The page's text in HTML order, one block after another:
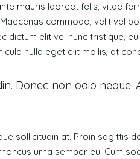
mauris laoreet felis, vitae
commodo, velit vel
dictum elit vel nunc tristique,
nulla eget elit mollis, at
Donec non odio
sollicitudin at. Proin sagittis
urna semper eu. Cum